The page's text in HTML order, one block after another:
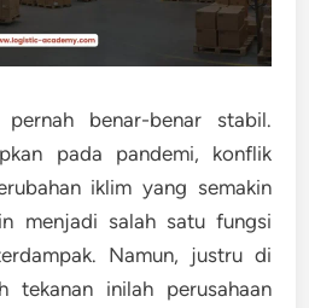
benar-benar stabil.
pada pandemi, konflik
iklim yang semakin
menjadi salah satu fungsi
Namun, justru di
tekanan inilah perusahaan